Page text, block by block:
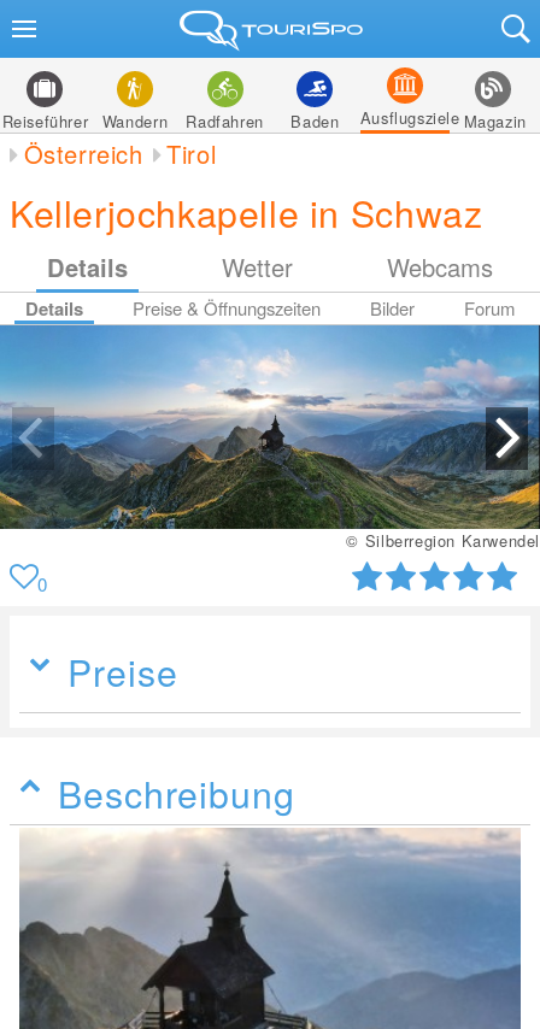
Reiseführer Wandern Radfahren Baden Ausflugsziele Magazin
Österreich Tirol
Kellerjochkapelle in Schwaz
Details Wetter Webcams
Details Preise & Öffnungszeiten Bilder Forum
© Silberregion Karwendel
0
Preise
Beschreibung